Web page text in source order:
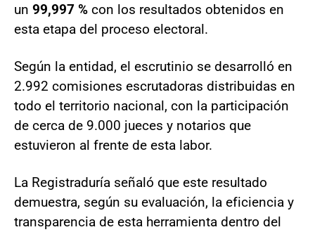
un 99,997 % con los resultados obtenidos en
esta etapa del proceso electoral.
Según la entidad, el escrutinio se desarrolló en
2.992 comisiones escrutadoras distribuidas en
todo el territorio nacional, con la participación
de cerca de 9.000 jueces y notarios que
estuvieron al frente de esta labor.
La Registraduría señaló que este resultado
demuestra, según su evaluación, la eficiencia y
transparencia de esta herramienta dentro del